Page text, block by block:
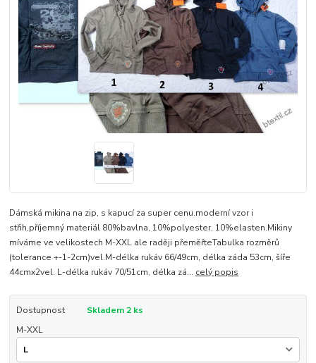
Dámská mikina na zip, s kapucí za super cenu.moderní vzor i
střih,příjemný materiál 80%bavlna, 10%polyester, 10%elasten.Mikiny
míváme ve velikostech M-XXL ale raději přeměřteTabulka rozměrů
(tolerance +-1-2cm)vel.M-délka rukáv 66/49cm, délka záda 53cm, šíře
44cmx2vel. L-délka rukáv 70/51cm, délka zá... celý popis
Dostupnost
Skladem 2 ks
M-XXL